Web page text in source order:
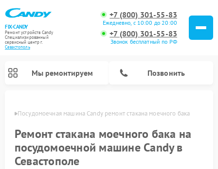
FIX-CANDY
Ремонт устройств Candy
Специализированный
cервисный центр г.
Севастополь
+7 (800) 301-55-83
Ежедневно, с 10:00 до 20:00
+7 (800) 301-55-83
Звонок бесплатный по РФ
Мы ремонтируем Позвонить
Посудомоечная машина Candy ремонт стакана моечного бака
Ремонт стакана моечного бака на
посудомоечной машине Candy в
Севастополе